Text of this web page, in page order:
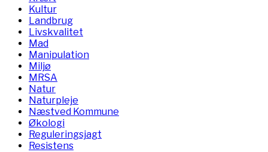
Kultur
Landbrug
Livskvalitet
Mad
Manipulation
Miljø
MRSA
Natur
Naturpleje
Næstved Kommune
Økologi
Reguleringsjagt
Resistens